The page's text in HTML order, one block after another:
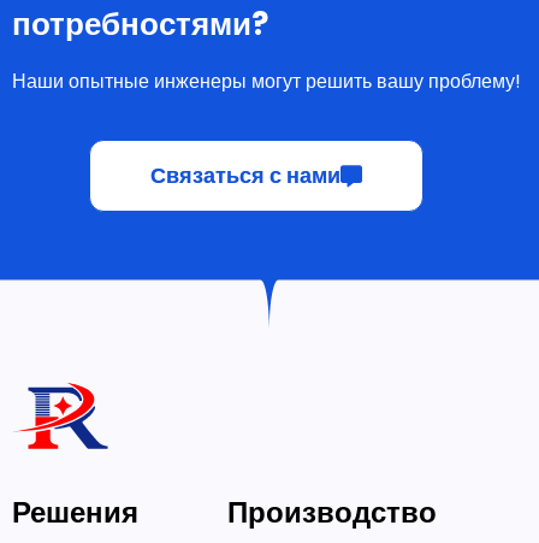
потребностями?
Наши опытные инженеры могут решить вашу проблему!
Связаться с нами
Решения Производство